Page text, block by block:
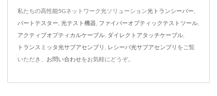
私たちの高性能5Gネットワーク光ソリューション光トランシーバー,
バートテスター, 光テスト機器, ファイバーオプティックテストツール,
アクティブオプティカルケーブル, ダイレクトアタッチケーブル,
トランスミッタ光サブアセンブリ , レシーバ光サブアセンブリ をご覧
いただき、 お問い合わせをお気軽にどうぞ。